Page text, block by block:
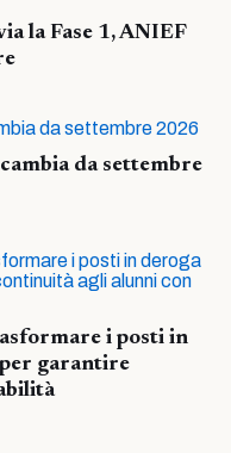
la Fase 1, ANIEF
da settembre
i posti in
garantire